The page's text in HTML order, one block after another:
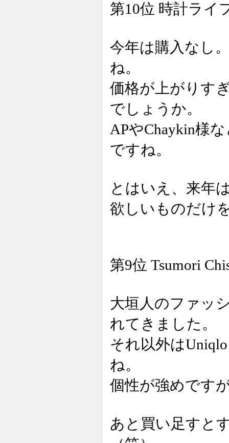
第10位 時計ライ
今年は購入なし
ね。
価格が上がりす
でしょうか。
APやChaykin様
ですね。
とはいえ、来年
欲しいものだけ
第9位 Tsumori
大垣人のファッ
れてきました。
それ以外は
ね。
個性が強めです
あと買い足すと